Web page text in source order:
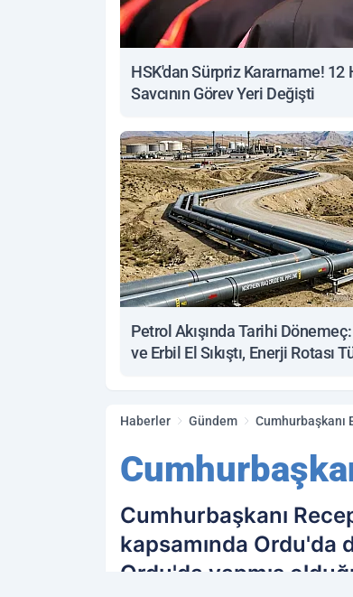
HSK'dan Sürpriz Kararname! 12
Savcının Görev Yeri Değişti
Petrol Akışında Tarihi
ve Erbil El Sıkıştı, Enerji Rotası
Haberler Gündem Cumhurbaşkanı
Cumhurbaşkanı
kapsamında Ordu'da
Ordu'da yapmış